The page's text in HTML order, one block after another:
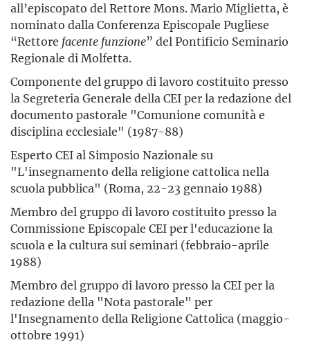
all’episcopato del Rettore Mons. Mario Miglietta, è
nominato dalla Conferenza Episcopale Pugliese
“Rettore facente funzione” del Pontificio Seminario
Regionale di Molfetta.
Componente del gruppo di lavoro costituito presso
la Segreteria Generale della CEI per la redazione del
documento pastorale "Comunione comunità e
disciplina ecclesiale" (1987-88)
Esperto CEI al Simposio Nazionale su
"L'insegnamento della religione cattolica nella
scuola pubblica" (Roma, 22-23 gennaio 1988)
Membro del gruppo di lavoro costituito presso la
Commissione Episcopale CEI per l'educazione la
scuola e la cultura sui seminari (febbraio-aprile
1988)
Membro del gruppo di lavoro presso la CEI per la
redazione della "Nota pastorale" per
l'Insegnamento della Religione Cattolica (maggio-
ottobre 1991)